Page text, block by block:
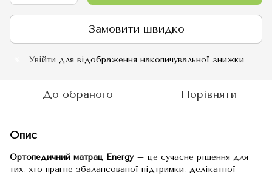
Замовити швидко
Увійти для відображення накопичувальної знижки
До обраного Порівняти
Опис
Ортопедичний матрац Energy– це сучасне рішення для
тих, хто прагне збалансованої підтримки, делікатної